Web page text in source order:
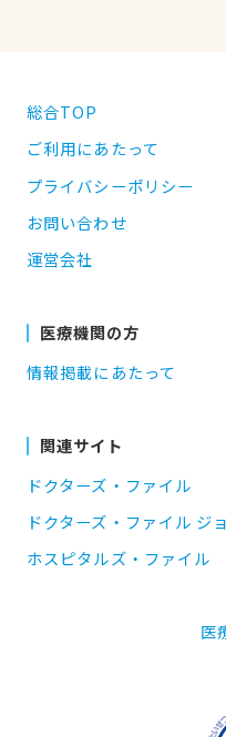
総合TOP
ご利用にあたって
プライバシーポリシー
お問い合わせ
運営会社
医療機関の方
情報掲載にあたって
関連サイト
ドクターズ・ファイル
ドクターズ・ファイル ジ
ホスピタルズ・ファイル
医